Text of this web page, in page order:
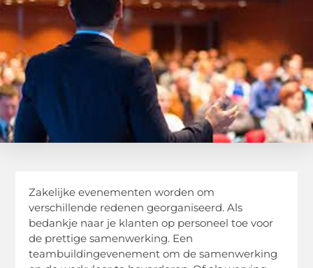
Zakelijke evenementen worden om
verschillende redenen georganiseerd. Als
bedankje naar je klanten op personeel toe voor
de prettige samenwerking. Een
teambuildingevenement om de samenwerking